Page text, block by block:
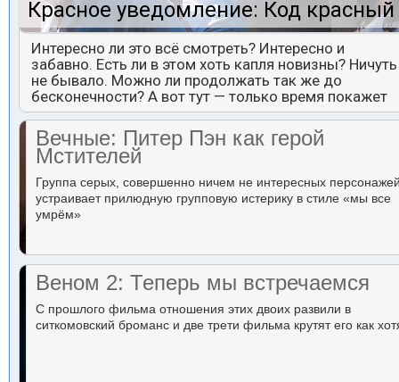
Красное уведомление: Код красный
Интересно ли это всё смотреть? Интересно и
забавно. Есть ли в этом хоть капля новизны? Ничуть
не бывало. Можно ли продолжать так же до
бесконечности? А вот тут — только время покажет
Вечные: Питер Пэн как герой
Мстителей
Группа серых, совершенно ничем не интересных
устраивает прилюдную групповую истерику в стиле «мы все
умрём»
Веном 2: Теперь мы встречаемся
С прошлого фильма отношения этих двоих развили в
ситкомовский броманс и две трети фильма крутят его как